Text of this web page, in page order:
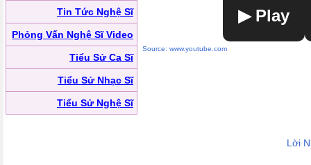
Tin Tức Nghệ Sĩ
Phỏng Vấn Nghệ Sĩ Video
Tiểu Sử Ca Sĩ
Tiểu Sử Nhạc Sĩ
Tiểu Sử Nghệ Sĩ
▶ Play
Source: www.youtube.com
Lời